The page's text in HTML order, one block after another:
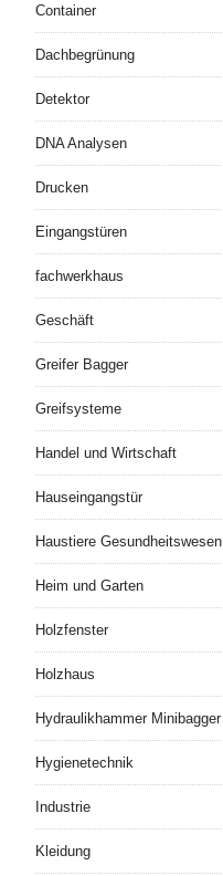
Container
Dachbegrünung
Detektor
DNA Analysen
Drucken
Eingangstüren
fachwerkhaus
Geschäft
Greifer Bagger
Greifsysteme
Handel und Wirtschaft
Hauseingangstür
Haustiere Gesundheitswesen
Heim und Garten
Holzfenster
Holzhaus
Hydraulikhammer Minibagger
Hygienetechnik
Industrie
Kleidung